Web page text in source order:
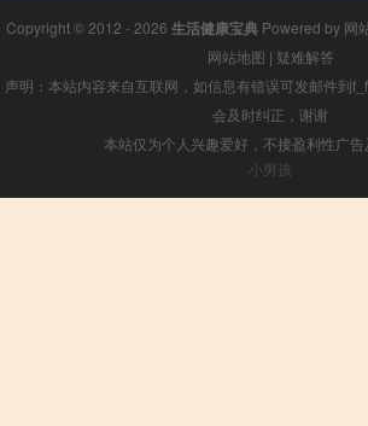
Copyright © 2012 - 2026 生活健康宝典Powered by 网
网站地图 | 疑难解答
声明：本站内容来自互联网，如信息有错误可发邮件到
会及时纠正，谢谢
本站仅为个人兴趣爱好，不接盈利性广
小男孩